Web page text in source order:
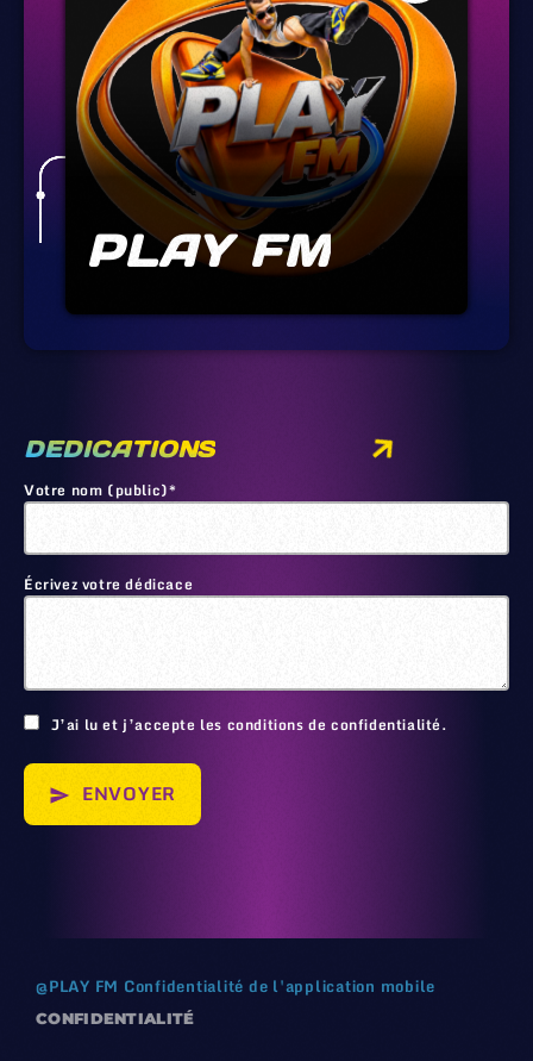
PLAY FM
DEDICATIONS
Votre nom (public)*
Écrivez votre dédicace
J’ai lu et j’accepte les conditions de confidentialité.
send ENVOYER
@PLAY FM Confidentialité de l'application mobile
CONFIDENTIALITÉ